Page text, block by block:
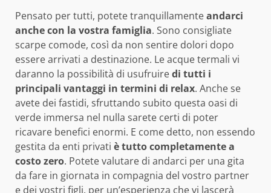
Pensato per tutti, potete tranquillamenteandarci
anche con la vostra famiglia. Sono consigliate
scarpe comode, così da non sentire dolori dopo
essere arrivati a destinazione. Le acque termali vi
daranno la possibilità di usufruiredi tutti i
principali vantaggi in termini di relax. Anche se
avete dei fastidi, sfruttando subito questa oasi di
verde immersa nel nulla sarete certi di poter
ricavare benefici enormi. E come detto, non essendo
gestita da enti privati è tutto completamente a
costo zero. Potete valutare di andarci per una gita
da fare in giornata in compagnia del vostro partner
e dei vostri figli, per un’esperienza che vi lascerà